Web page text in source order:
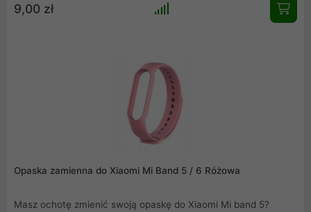
użytkowaniu. Elegancka, łatwa w montażu i idealnie
9,00 zł
Opaska zamienna do Xiaomi Mi Band 5 / 6 Różowa
Masz ochotę zmienić swoją opaskę do Xiaomi Mi band 5?